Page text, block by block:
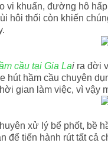
vi khuẩn, đường hô
hôi thối còn khiến
cầu tại Gia Lai ra đời
hút hầm cầu chuyên
gian làm việc, vì vậy
xử lý bể phốt, bề
để tiến hành rút tất cả